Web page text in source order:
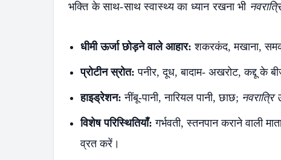
भक्ति के साथ-साथ स्वास्थ्य का ध्यान रखना भी
धीमी ऊर्जा छोड़ने वाले आहार: शकरकंद, मखाना,
प्रोटीन स्रोत: पनीर, दूध, बादाम- अखरोट, कद्दू के
हाइड्रेशन: नींबू-पानी, नारियल पानी, छाछ;
विशेष परिस्थितियाँ: गर्भवती, स्तनपान कराने वाली
व्रत करें।